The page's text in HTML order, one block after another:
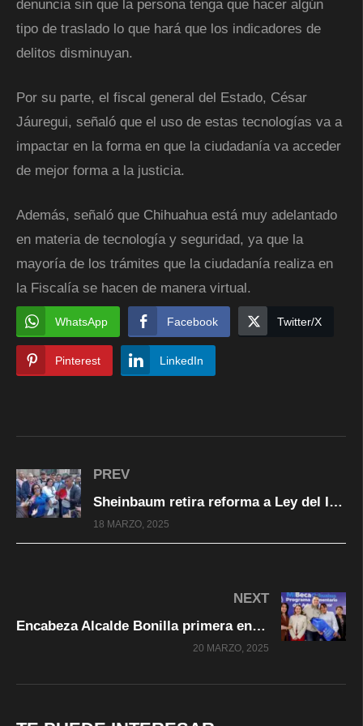
denuncia sin que la persona tenga que hacer algún
tipo de traslado lo que hará que los indicadores de
delitos disminuyan.
Por su parte, el fiscal general del Estado, César
Jáuregui, señaló que el uso de estas tecnologías va a
impactar en la forma en que la ciudadanía va acceder
de mejor forma a la justicia.
Además, señaló que Chihuahua está muy adelantado
en materia de tecnología y seguridad, ya que la
mayoría de los trámites que la ciudadanía realiza en
la Fiscalía se hacen de manera virtual.
WhatsApp Facebook Twitter/X
Pinterest LinkedIn
PREV
Sheinbaum retira reforma a Ley del Issste tras acuerdo con la CNTE
18 MARZO, 2025
NEXT
Encabeza Alcalde Bonilla primera entrega del Programa Alimentario del Adulto Mayor 2025
20 MARZO, 2025